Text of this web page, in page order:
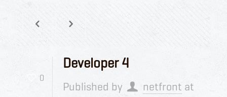
0
Developer 4
Published by netfront at